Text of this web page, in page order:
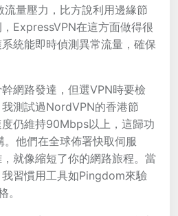
量壓力，比方說利用邊緣節
ExpressVPN在這方面做得很
統能即時偵測異常流量，確保
網路發達，但選VPN時要檢
測試過NordVPN的香港節
仍維持90Mbps以上，這歸功
他們在全球佈署快取伺服
就像縮短了你的網路旅程。當
習慣用工具如Pingdom來驗
。